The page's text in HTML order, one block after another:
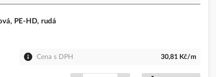
PE-HD, rudá
Cena s DPH 30,81 Kč/m